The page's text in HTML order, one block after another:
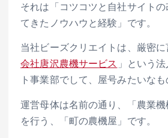
それは「コツコツと自社サイト
てきたノウハウと経験」です。
当社ビーズクリエイトは、厳密
会社唐沢農機サービス 」という
ト事業部でして、屋号みたいなも
運営母体は名前の通り、「農業機
を行う、「町の農機屋」です。